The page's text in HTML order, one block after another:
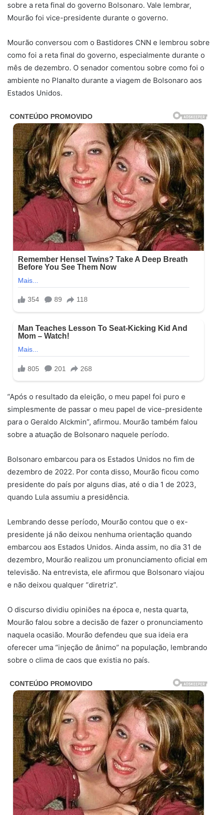
sobre a reta final do governo Bolsonaro. Vale lembrar,
Mourão foi vice-presidente durante o governo.
Mourão conversou com o Bastidores CNN e lembrou sobre
como foi a reta final do governo, especialmente durante o
mês de dezembro. O senador comentou sobre como foi o
ambiente no Planalto durante a viagem de Bolsonaro aos
Estados Unidos.
“Após o resultado da eleição, o meu papel foi puro e
simplesmente de passar o meu papel de vice-presidente
para o Geraldo Alckmin”, afirmou. Mourão também falou
sobre a atuação de Bolsonaro naquele período.
Bolsonaro embarcou para os Estados Unidos no fim de
dezembro de 2022. Por conta disso, Mourão ficou como
presidente do país por alguns dias, até o dia 1 de 2023,
quando Lula assumiu a presidência.
Lembrando desse período, Mourão contou que o ex-
presidente já não deixou nenhuma orientação quando
embarcou aos Estados Unidos. Ainda assim, no dia 31 de
dezembro, Mourão realizou um pronunciamento oficial em
televisão. Na entrevista, ele afirmou que Bolsonaro viajou
e não deixou qualquer “diretriz”.
O discurso dividiu opiniões na época e, nesta quarta,
Mourão falou sobre a decisão de fazer o pronunciamento
naquela ocasião. Mourão defendeu que sua ideia era
oferecer uma “injeção de ânimo” na população, lembrando
sobre o clima de caos que existia no país.